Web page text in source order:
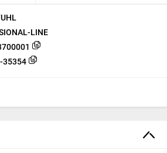
LINE
35354